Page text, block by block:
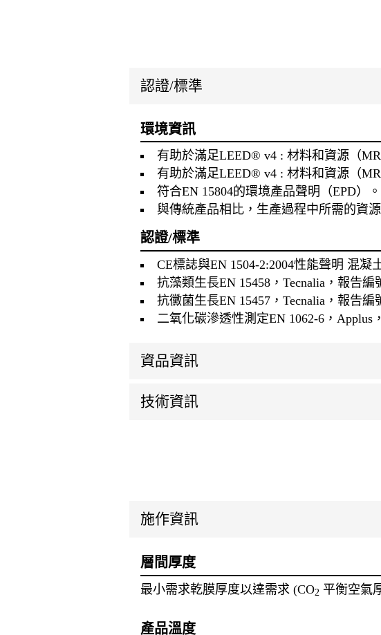
認證/標準
環境資訊
有助於滿足LEED® v4 : 材料和資源（
有助於滿足LEED® v4 : 材料和資源（
符合EN 15804的環境產品聲明（EPD）
與傳統產品相比，生產過程中所需的資
認證/標準
CE標誌與EN 1504-2:2004性能聲明 混
抗藻類生長EN 15458，Tecnalia，報告編
抗黴菌生長EN 15457，Tecnalia，報告編
二氧化碳滲透性測定EN 1062-6，Applus
資品資訊
技術資訊
施作資訊
層間厚度
最小需求乾膜厚度以達需求 (CO2 平衡空氣
產品溫度